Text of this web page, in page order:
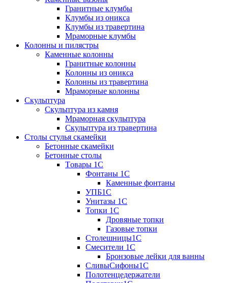
Гранитные клумбы
Клумбы из оникса
Клумбы из травертина
Мраморные клумбы
Колонны и пилястры
Каменные колонны
Гранитные колонны
Колонны из оникса
Колонны из травертина
Мраморные колонны
Скульптура
Скульптура из камня
Мраморная скульптура
Скульптура из травертина
Столы стулья скамейки
Бетонные скамейки
Бетонные столы
Tовары 1C
Фонтаны 1C
Каменные фонтаны
УПБ1С
Унитазы 1С
Топки 1С
Дровяные топки
Газовые топки
Столешницы1С
Смесители 1С
Бронзовые лейки для ванны
СливыСифоны1С
Полотенцедержатели